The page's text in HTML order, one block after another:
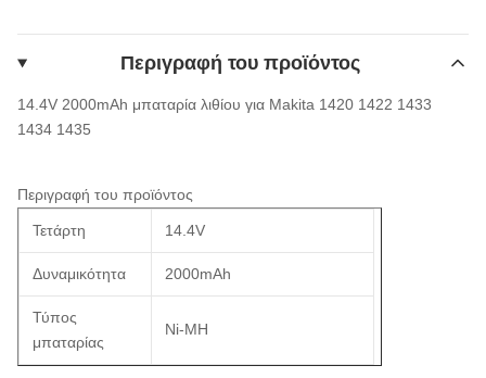
Περιγραφή του προϊόντος
14.4V 2000mAh μπαταρία λιθίου για Makita 1420 1422 1433
1434 1435
Περιγραφή του προϊόντος
Τετάρτη 14.4V
Δυναμικότητα 2000mAh
Τύπος
μπαταρίας
Ni-MH